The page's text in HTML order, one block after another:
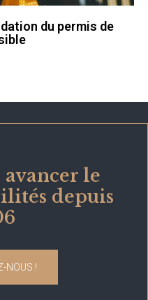
du permis de
avancer le
depuis
NOUS !